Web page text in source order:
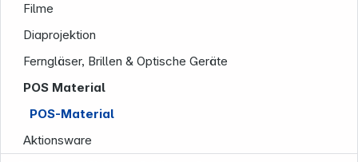
Filme
Diaprojektion
Ferngläser, Brillen & Optische Geräte
POS Material
POS-Material
Aktionsware